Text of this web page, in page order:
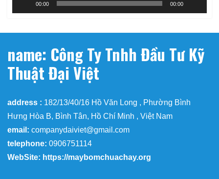
00:00 00:00
name: Công Ty Tnhh Đầu Tư Kỹ
Thuật Đại Việt
address : 182/13/40/16 Hồ Văn Long , Phường Bình
Hưng Hòa B, Bình Tân, Hồ Chí Minh , Việt Nam
email: companydaiviet@gmail.com
telephone: 0906751114
WebSite: https://maybomchuachay.org